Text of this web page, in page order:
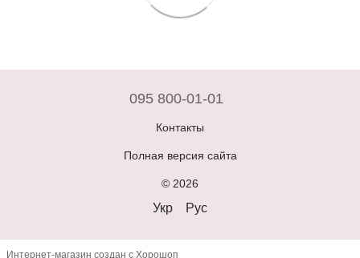
095 800-01-01
Контакты
Полная версия сайта
© 2026
Укр Рус
Интернет-магазин создан с Хорошоп